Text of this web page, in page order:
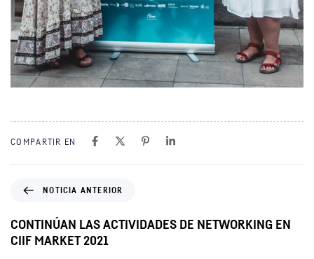
COMPARTIR EN
NOTICIA ANTERIOR
CONTINÚAN LAS ACTIVIDADES DE NETWORKING EN
CIIF MARKET 2021